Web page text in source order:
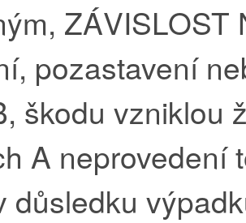
pozastavení
škodu vzniklou
A neprovedení
důsledku